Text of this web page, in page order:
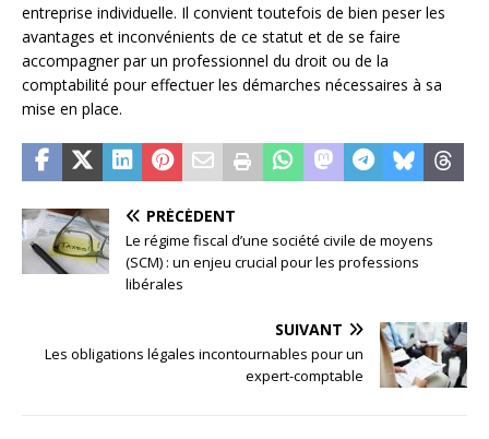
entreprise individuelle. Il convient toutefois de bien peser les
avantages et inconvénients de ce statut et de se faire
accompagner par un professionnel du droit ou de la
comptabilité pour effectuer les démarches nécessaires à sa
mise en place.
PRÉCÉDENT
Le régime fiscal d’une société civile de moyens
(SCM) : un enjeu crucial pour les professions
libérales
SUIVANT
Les obligations légales incontournables pour un
expert-comptable